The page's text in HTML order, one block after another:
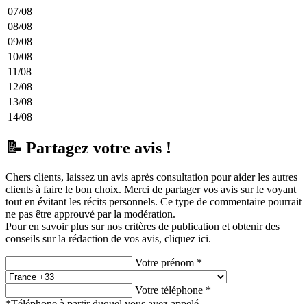
07/08
08/08
09/08
10/08
11/08
12/08
13/08
14/08
📝 Partagez votre avis !
Chers clients, laissez un avis après consultation pour aider les autres
clients à faire le bon choix. Merci de partager vos avis sur le voyant
tout en évitant les récits personnels. Ce type de commentaire pourrait
ne pas être approuvé par la modération.
Pour en savoir plus sur nos critères de publication et obtenir des
conseils sur la rédaction de vos avis, cliquez ici.
Votre prénom *
Votre téléphone *